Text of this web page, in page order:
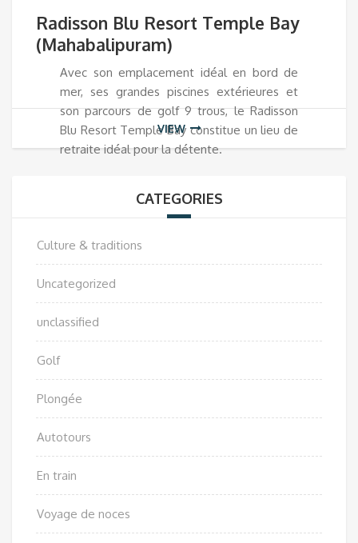
Radisson Blu Resort Temple Bay
(Mahabalipuram)
Avec son emplacement idéal en bord de
mer, ses grandes piscines extérieures et
son parcours de golf 9 trous, le Radisson
Blu Resort Temple Bay constitue un lieu de
retraite idéal pour la détente.
VIEW
CATEGORIES
Culture & traditions
Uncategorized
unclassified
Golf
Plongée
Autotours
En train
Voyage de noces